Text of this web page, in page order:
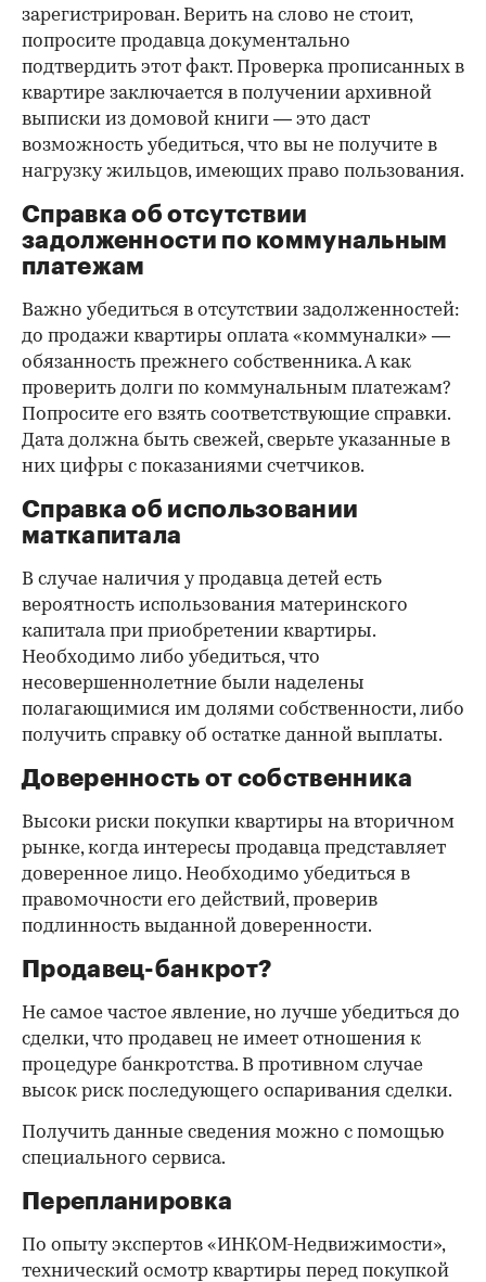
зарегистрирован. Верить на слово не стоит,
попросите продавца документально
подтвердить этот факт. Проверка прописанных в
квартире заключается в получении архивной
выписки из домовой книги — это даст
возможность убедиться, что вы не получите в
нагрузку жильцов, имеющих право пользования.
Справка об отсутствии
задолженности по коммунальным
платежам
Важно убедиться в отсутствии задолженностей:
до продажи квартиры оплата «коммуналки» —
обязанность прежнего собственника. А как
проверить долги по коммунальным платежам?
Попросите его взять соответствующие справки.
Дата должна быть свежей, сверьте указанные в
них цифры с показаниями счетчиков.
Справка об использовании
маткапитала
В случае наличия у продавца детей есть
вероятность использования материнского
капитала при приобретении квартиры.
Необходимо либо убедиться, что
несовершеннолетние были наделены
полагающимися им долями собственности, либо
получить справку об остатке данной выплаты.
Доверенность от собственника
Высоки риски покупки квартиры на вторичном
рынке, когда интересы продавца представляет
доверенное лицо. Необходимо убедиться в
правомочности его действий, проверив
подлинность выданной доверенности.
Продавец-банкрот?
Не самое частое явление, но лучше убедиться до
сделки, что продавец не имеет отношения к
процедуре банкротства. В противном случае
высок риск последующего оспаривания сделки.
Получить данные сведения можно с помощью
специального сервиса.
Перепланировка
По опыту экспертов «ИНКОМ-Недвижимости»,
технический осмотр квартиры перед покупкой